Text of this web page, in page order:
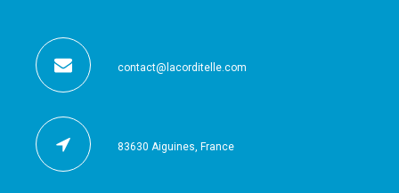
contact@lacorditelle.com
83630 Aiguines, France